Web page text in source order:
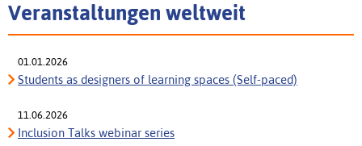
Veranstaltungen weltweit
01.01.2026
Students as designers of learning spaces (Self-paced)
11.06.2026
Inclusion Talks webinar series